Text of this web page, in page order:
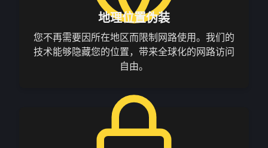
地理位置伪装
您不再需要因所在地区而限制网路使用。我们的
技术能够隐藏您的位置，带来全球化的网路访问
自由。